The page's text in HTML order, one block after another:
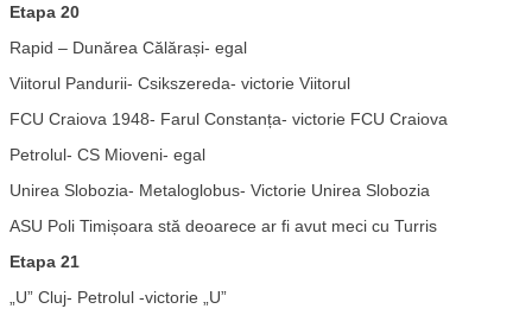
Etapa 20
Rapid – Dunărea Călărași- egal
Viitorul Pandurii- Csikszereda- victorie Viitorul
FCU Craiova 1948- Farul Constanța- victorie FCU Craiova
Petrolul- CS Mioveni- egal
Unirea Slobozia- Metaloglobus- Victorie Unirea Slobozia
ASU Poli Timișoara stă deoarece ar fi avut meci cu Turris
Etapa 21
„U” Cluj- Petrolul -victorie „U”